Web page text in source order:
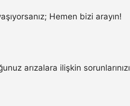
Hemen bizi arayın!
arızalara ilişkin sorunlarınızı